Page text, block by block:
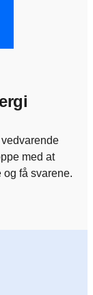
med at
få svarene.